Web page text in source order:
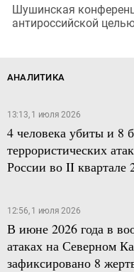
Шушинская
антироссийской
АНАЛИТИКА
13:13, 1 июля 2026
4 человека убиты и 8
террористических
России во II квартале
12:56, 1 июля 2026
В июне 2026 года в
атаках на Северном
зафиксировано 8